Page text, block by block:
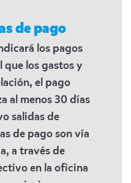
de pago
los pagos
los gastos y
el pago
al menos 30 días
salidas de
de pago son vía
a través de
en la oficina